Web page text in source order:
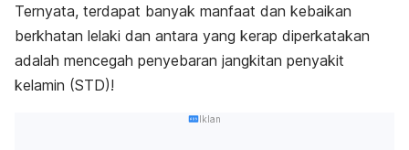
Ternyata, terdapat banyak manfaat dan kebaikan
berkhatan lelaki dan antara yang kerap diperkatakan
adalah mencegah penyebaran jangkitan penyakit
kelamin (STD)!
Iklan